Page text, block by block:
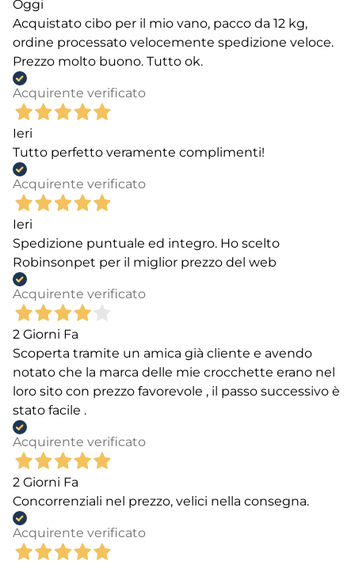
Oggi
Acquistato cibo per il mio vano, pacco da 12 kg,
ordine processato velocemente spedizione veloce.
Prezzo molto buono. Tutto ok.
Acquirente verificato
Ieri
Tutto perfetto veramente complimenti!
Acquirente verificato
Ieri
Spedizione puntuale ed integro. Ho scelto
Robinsonpet per il miglior prezzo del web
Acquirente verificato
2 Giorni Fa
Scoperta tramite un amica già cliente e avendo
notato che la marca delle mie crocchette erano nel
loro sito con prezzo favorevole , il passo successivo è
stato facile .
Acquirente verificato
2 Giorni Fa
Concorrenziali nel prezzo, velici nella consegna.
Acquirente verificato